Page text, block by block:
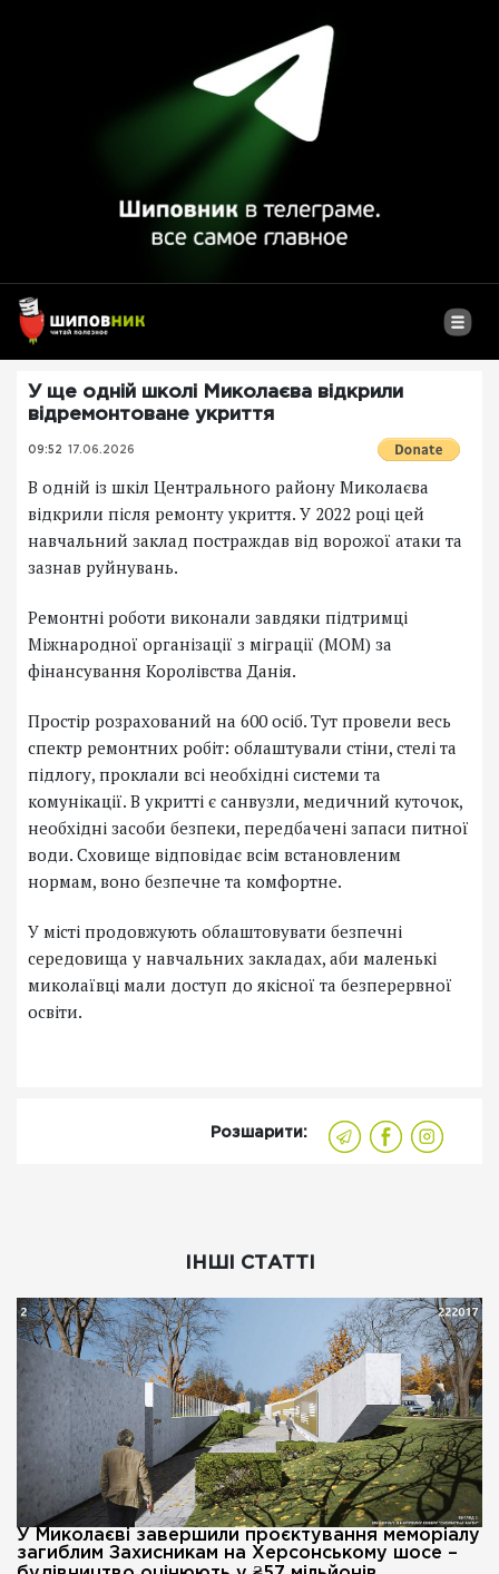
У ще одній школі Миколаєва відкрили
відремонтоване укриття
09:52 17.06.2026
В одній із шкіл Центрального району Миколаєва
відкрили після ремонту укриття. У 2022 році цей
навчальний заклад постраждав від ворожої атаки та
зазнав руйнувань.
Ремонтні роботи виконали завдяки підтримці
Міжнародної організації з міграції (МОМ) за
фінансування Королівства Данія.
Простір розрахований на 600 осіб. Тут провели весь
спектр ремонтних робіт: облаштували стіни, стелі та
підлогу, проклали всі необхідні системи та
комунікації. В укритті є санвузли, медичний куточок,
необхідні засоби безпеки, передбачені запаси питної
води. Сховище відповідає всім встановленим
нормам, воно безпечне та комфортне.
У місті продовжують облаштовувати безпечні
середовища у навчальних закладах, аби маленькі
миколаївці мали доступ до якісної та безперервної
освіти.
Розшарити:
ІНШІ СТАТТІ
У Миколаєві завершили проєктування меморіалу
загиблим Захисникам на Херсонському шосе –